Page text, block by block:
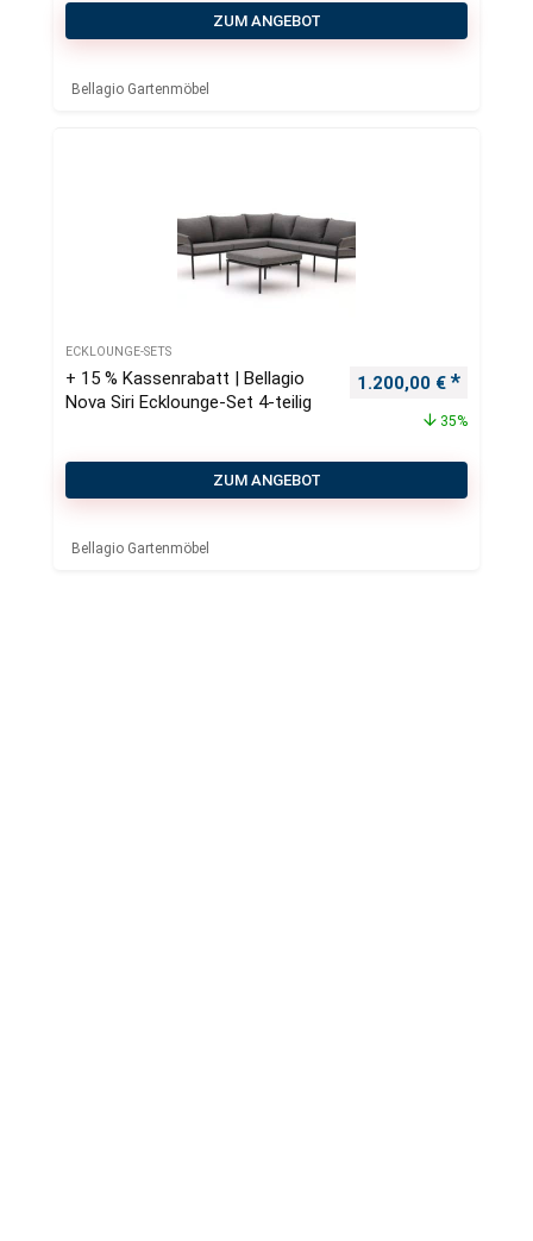
ZUM ANGEBOT
Bellagio Gartenmöbel
ECKLOUNGE-SETS
+ 15 % Kassenrabatt | Bellagio
Nova Siri Ecklounge-Set 4-teilig
Ursprünglicher
1.200,00 €
35%
ZUM ANGEBOT
Bellagio Gartenmöbel